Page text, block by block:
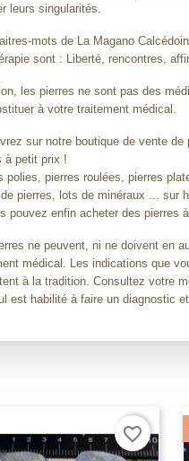
leurs singularités.
mots de La Magano
sont : Liberté, rencontres,
les pierres ne sont pas des
à votre traitement médical.
sur notre boutique de vente
à petit prix !
polies, pierres roulées, pierres
pierres, lots de minéraux ... sur
pouvez enfin acheter des pierres
ne peuvent, ni ne doivent en
médical. Les indications que
à la tradition. Consultez votre
est habilité à faire un diagnostic
favorite_border